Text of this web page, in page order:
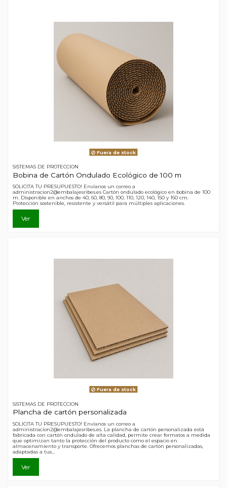
Fuera de stock
SISTEMAS DE PROTECCION
Bobina de Cartón Ondulado Ecológico de 100 m
SOLICITA TU PRESUPUESTO! Envíanos un correo a
administracion2@embalajesribes.es Cartón ondulado ecológico en bobina de 100
m. Disponible en anchos de 40, 60, 80, 90, 100, 110, 120, 140, 150 y 160 cm.
Protección sostenible, resistente y versátil para múltiples aplicaciones.
Ver
Fuera de stock
SISTEMAS DE PROTECCION
Plancha de cartón personalizada
SOLICITA TU PRESUPUESTO! Envíanos un correo a
administracion2@embalajesribes.es. La plancha de cartón personalizada está
fabricada con cartón ondulado de alta calidad, permite crear formatos a medida
que optimizan tanto la protección del producto como el espacio en
almacenamiento y transporte. Ofrecemos planchas de cartón personalizadas,
adaptadas a tus...
Ver